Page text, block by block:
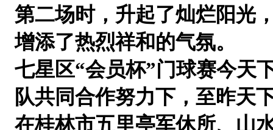
第二场时，升起了灿烂阳光
增添了热烈祥和的气氛。
七星区“会员杯”门球赛今天
队共同合作努力下，至昨天
在桂林市五里亭军休所、山